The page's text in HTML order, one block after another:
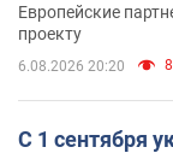
Европейские
проекту
6.08.2026 20:20
С 1 сентября